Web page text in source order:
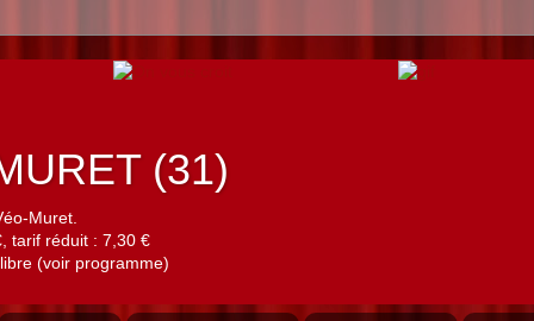
(31)
Muret.
tarif réduit : 7,30 €
(voir programme)